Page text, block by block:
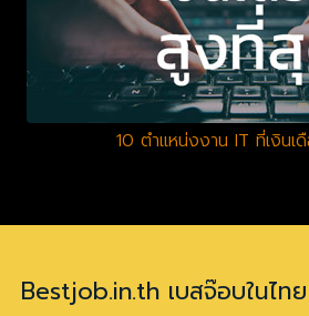
10 ตำแหน่งงาน IT ที่เงินเ
Bestjob.in.th เบสจ๊อบในไทย